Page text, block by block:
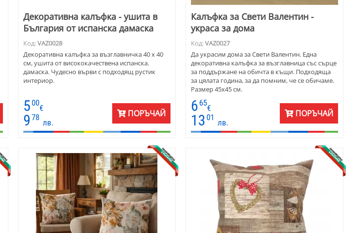
Декоративна калъфка - ушита в
България от испанска дамаска
Код:VAZ0028
Декоративна калъфка за възглавничка 40 х 40
см, ушита от висококачествена испанска.
дамаска. Чудесно върви с подходящ рустик
интериор.
5 00
€
9 78
лв.
ПОРЪЧАЙ
Калъфка за Свети Валентин -
украса за дома
Код:VAZ0027
Да украсим дома за Свети Валентин. Една
декоративна калъфка за възглавница със сърце
за поддържане на обичта в къщи. Подходяща
за цялата година, за да помним, че се обичаме.
Размер 45х45 см.
6 65
€
13 01
лв.
ПОРЪЧАЙ